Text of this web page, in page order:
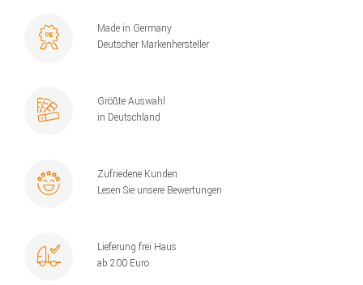
Made in Germany
Deutscher Markenhersteller
Größte Auswahl
in Deutschland
Zufriedene Kunden
Lesen Sie unsere Bewertungen
Lieferung frei Haus
ab 200 Euro